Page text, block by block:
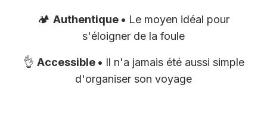
🏕 Authentique • Le moyen idéal pour
s'éloigner de la foule
👌 Accessible • Il n'a jamais été aussi simple
d'organiser son voyage